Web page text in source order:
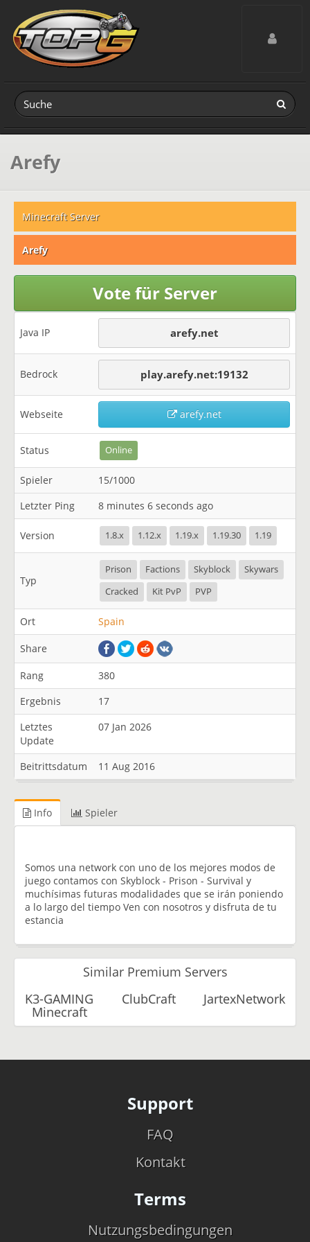
Toggle
Arefy
Minecraft Server
Arefy
Vote für Server
Java IP arefy.net
Bedrock play.arefy.net:19132
Webseite arefy.net
Status Online
Spieler
15/1000
Letzter Ping
8 minutes 6 seconds ago
Version 1.8.x 1.12.x 1.19.x 1.19.30 1.19
Typ
Prison Factions Skyblock
Skywars
Cracked
Kit PvP PVP
Ort Spain
Share
Rang
380
Ergebnis
17
Letztes
Update
07 Jan 2026
Beitrittsdatum 11 Aug 2016
Info Spieler
Somos una network con uno de los mejores modos de
juego contamos con Skyblock - Prison - Survival y
muchísimas futuras modalidades que se irán poniendo
a lo largo del tiempo Ven con nosotros y disfruta de tu
estancia
Similar Premium Servers
K3-GAMING
Minecraft
ClubCraft JartexNetwork
Support
FAQ
Kontakt
Terms
Nutzungsbedingungen